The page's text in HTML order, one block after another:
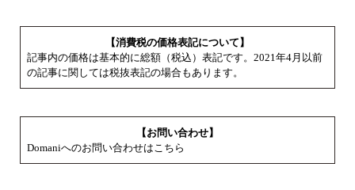
【消費税の価格表記について】
記事内の価格は基本的に総額（税込）表記です。2021年4月以前
の記事に関しては税抜表記の場合もあります。
【お問い合わせ】
Domaniへのお問い合わせはこちら